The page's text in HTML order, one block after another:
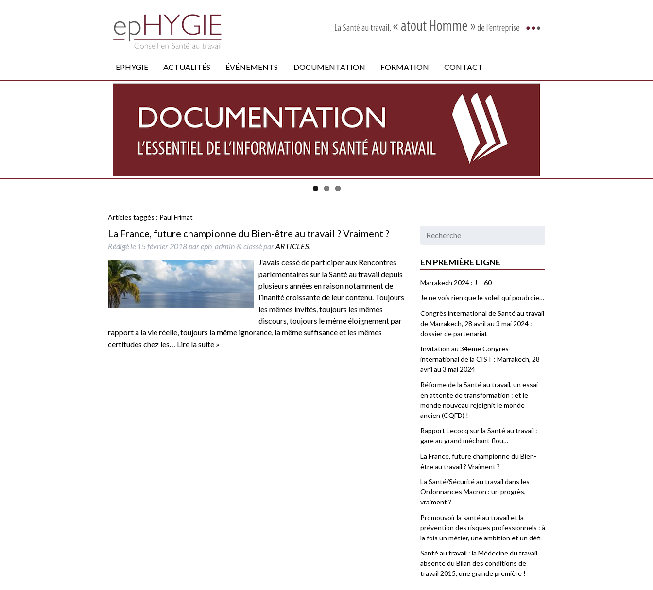
EPHYGIE ACTUALITÉS ÉVÉNEMENTS DOCUMENTATION FORMATION CONTACT
Articles taggés : Paul Frimat
La France, future championne du Bien-être au travail ? Vraiment ?
Rédigé le 15 février 2018 pareph_admin &classé parARTICLES.
J’avais cessé de participer aux Rencontres
parlementaires sur la Santé au travail depuis
plusieurs années en raison notamment de
l’inanité croissante de leur contenu. Toujours
les mêmes invités, toujours les mêmes
discours, toujours le même éloignement par
rapport à la vie réelle, toujours la même ignorance, la même suffisance et les mêmes
certitudes chez les… Lire la suite »
EN PREMIÈRE LIGNE
Marrakech 2024 : J – 60
Je ne vois rien que le soleil qui poudroie…
Congrès international de Santé au travail
de Marrakech, 28 avril au 3 mai 2024 :
dossier de partenariat
Invitation au 34ème Congrès
international de la CIST : Marrakech, 28
avril au 3 mai 2024
Réforme de la Santé au travail, un essai
en attente de transformation : et le
monde nouveau rejoignit le monde
ancien (CQFD) !
Rapport Lecocq sur la Santé au travail :
gare au grand méchant flou…
La France, future championne du Bien-
être au travail ? Vraiment ?
La Santé/Sécurité au travail dans les
Ordonnances Macron : un progrès,
vraiment ?
Promouvoir la santé au travail et la
prévention des risques professionnels : à
la fois un métier, une ambition et un défi
Santé au travail : la Médecine du travail
absente du Bilan des conditions de
travail 2015, une grande première !